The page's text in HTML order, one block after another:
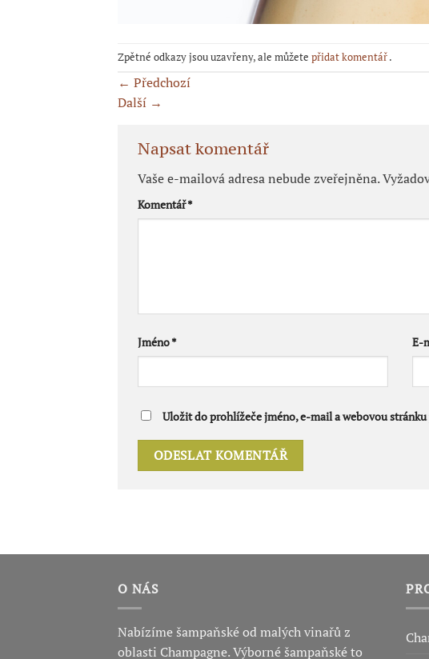
Zpětné odkazy jsou uzavřeny, ale můžete přidat komentář.
← Předchozí
Další →
Napsat komentář
Vaše e-mailová adresa nebude zveřejněna.
Komentář*
Jméno* E-
Uložit do prohlížeče jméno, e-mail a webovou
O NÁS
Nabízíme šampaňské od malých vinařů z
oblasti Champagne. Výborné šampaňské to